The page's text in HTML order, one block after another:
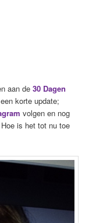
aan de30 Dagen
korte update;
volgen en nog
is het tot nu toe